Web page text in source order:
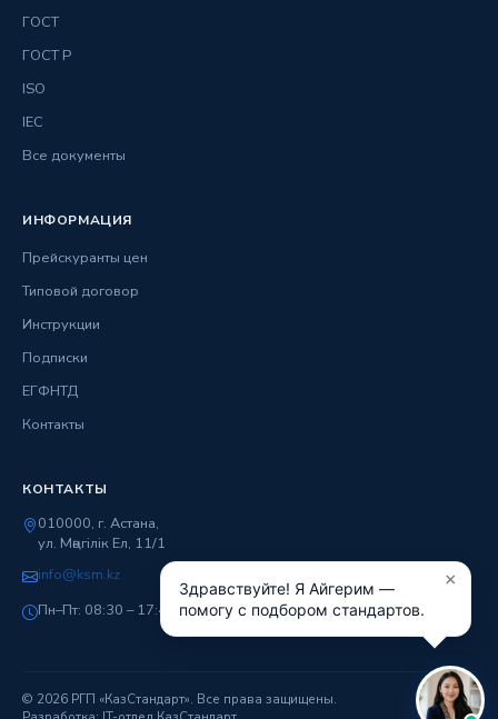
ГОСТ
ГОСТ Р
ISO
IEC
Все документы
ИНФОРМАЦИЯ
Прейскуранты цен
Типовой договор
Инструкции
Подписки
ЕГФНТД
Контакты
КОНТАКТЫ
010000, г. Астана,
ул. Мәңгілік Ел, 11/1
info@ksm.kz
Пн–Пт: 08:30 – 17:45
© 2026 РГП «КазСтандарт». Все права защищены.
×
Здравствуйте! Я Айгерим —
помогу с подбором стандартов.